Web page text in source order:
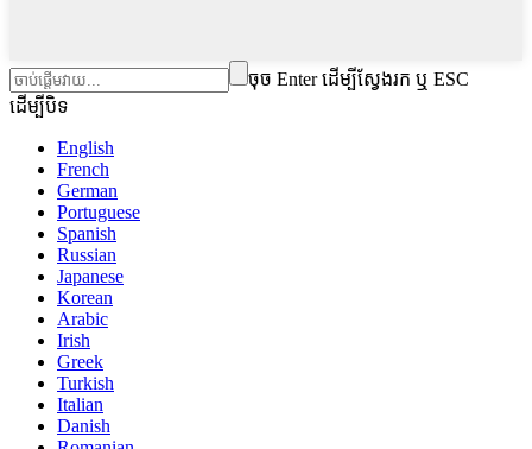
ចុច Enter ដើម្បីស្វែងរក ឬ ESC
ដើម្បីបិទ
English
French
German
Portuguese
Spanish
Russian
Japanese
Korean
Arabic
Irish
Greek
Turkish
Italian
Danish